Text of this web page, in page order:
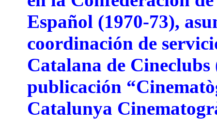
Español (1970-73),
coordinación de
Catalana de
publicación
Catalunya